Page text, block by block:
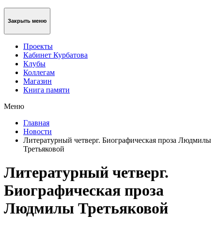
Закрыть меню
Проекты
Кабинет Курбатова
Клубы
Коллегам
Магазин
Книга памяти
Меню
Главная
Новости
Литературный четверг. Биографическая проза Людмилы
Третьяковой
Литературный четверг.
Биографическая проза
Людмилы Третьяковой